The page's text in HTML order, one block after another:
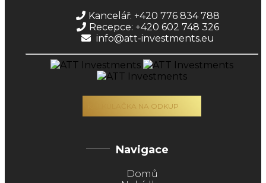
Kancelář: +420 776 834 788
Recepce: +420 602 748 326
info@att-investments.eu
KALKULAČKA NA ODKUP
Navigace
Domů